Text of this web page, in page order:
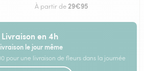
À partir de 29€95
Livraison en 4h
le jour même
pour une livraison de fleurs dans la journée